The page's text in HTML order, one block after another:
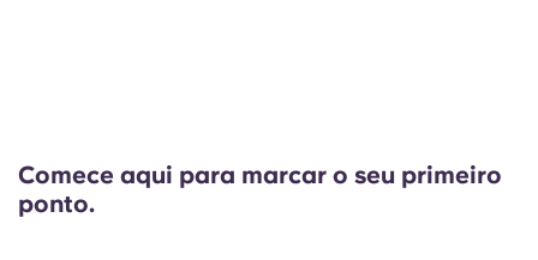
Comece aqui para marcar o seu primeiro
ponto.